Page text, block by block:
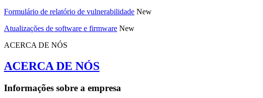
Formulário de relatório de vulnerabilidade New
Atualizações de software e firmware New
ACERCA DE NÓS
ACERCA DE NÓS
Informações sobre a empresa